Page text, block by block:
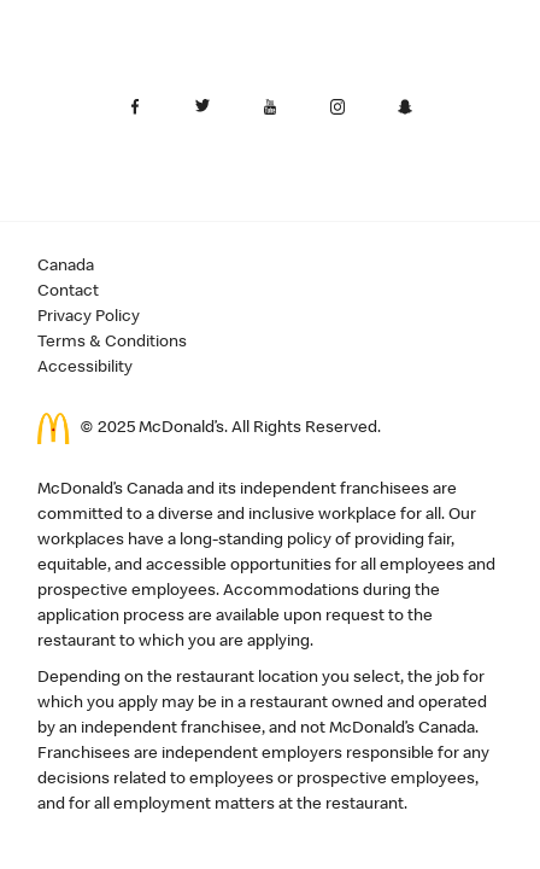
Canada
Contact
Privacy Policy
Terms & Conditions
Accessibility
© 2025 McDonald’s. All Rights Reserved.
McDonald’s Canada and its independent franchisees are
committed to a diverse and inclusive workplace for all. Our
workplaces have a long-standing policy of providing fair,
equitable, and accessible opportunities for all employees and
prospective employees. Accommodations during the
application process are available upon request to the
restaurant to which you are applying.
Depending on the restaurant location you select, the job for
which you apply may be in a restaurant owned and operated
by an independent franchisee, and not McDonald’s Canada.
Franchisees are independent employers responsible for any
decisions related to employees or prospective employees,
and for all employment matters at the restaurant.